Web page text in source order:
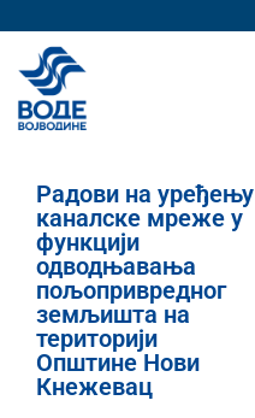
Радови на уређењу
каналске мреже у
функцији
одводњавања
пољопривредног
земљишта на
територији
Општине Нови
Кнежевац